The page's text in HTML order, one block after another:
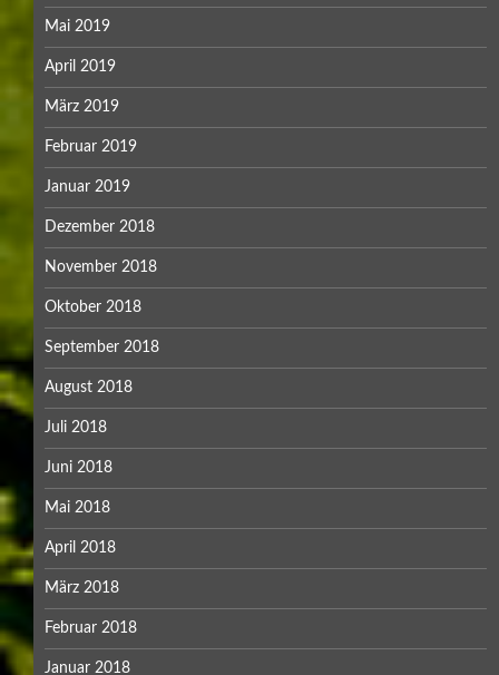
Mai 2019
April 2019
März 2019
Februar 2019
Januar 2019
Dezember 2018
November 2018
Oktober 2018
September 2018
August 2018
Juli 2018
Juni 2018
Mai 2018
April 2018
März 2018
Februar 2018
Januar 2018